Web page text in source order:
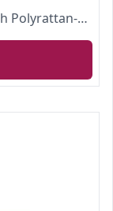
SVITA Savannah Sonneninsel mit Dach Polyrattan-Lounge Gartenmuschel Rattanmöbel Gartenliege Schwarz